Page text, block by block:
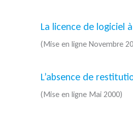
La licence de logiciel
(Mise en ligne Novembre
L’absence de
(Mise en ligne Mai 2000)